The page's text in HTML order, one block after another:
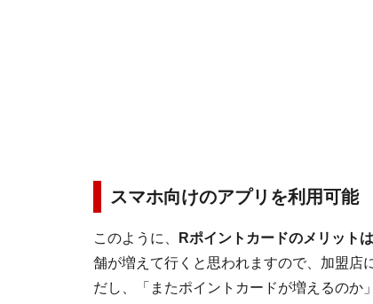
スマホ向けのアプリを利用可能
このように、 Rポイントカードのメリット
舗が増えて行くと思われますので、加盟店
だし、「またポイントカードが増えるのか